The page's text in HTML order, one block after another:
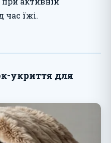
час їжі.
укриття для